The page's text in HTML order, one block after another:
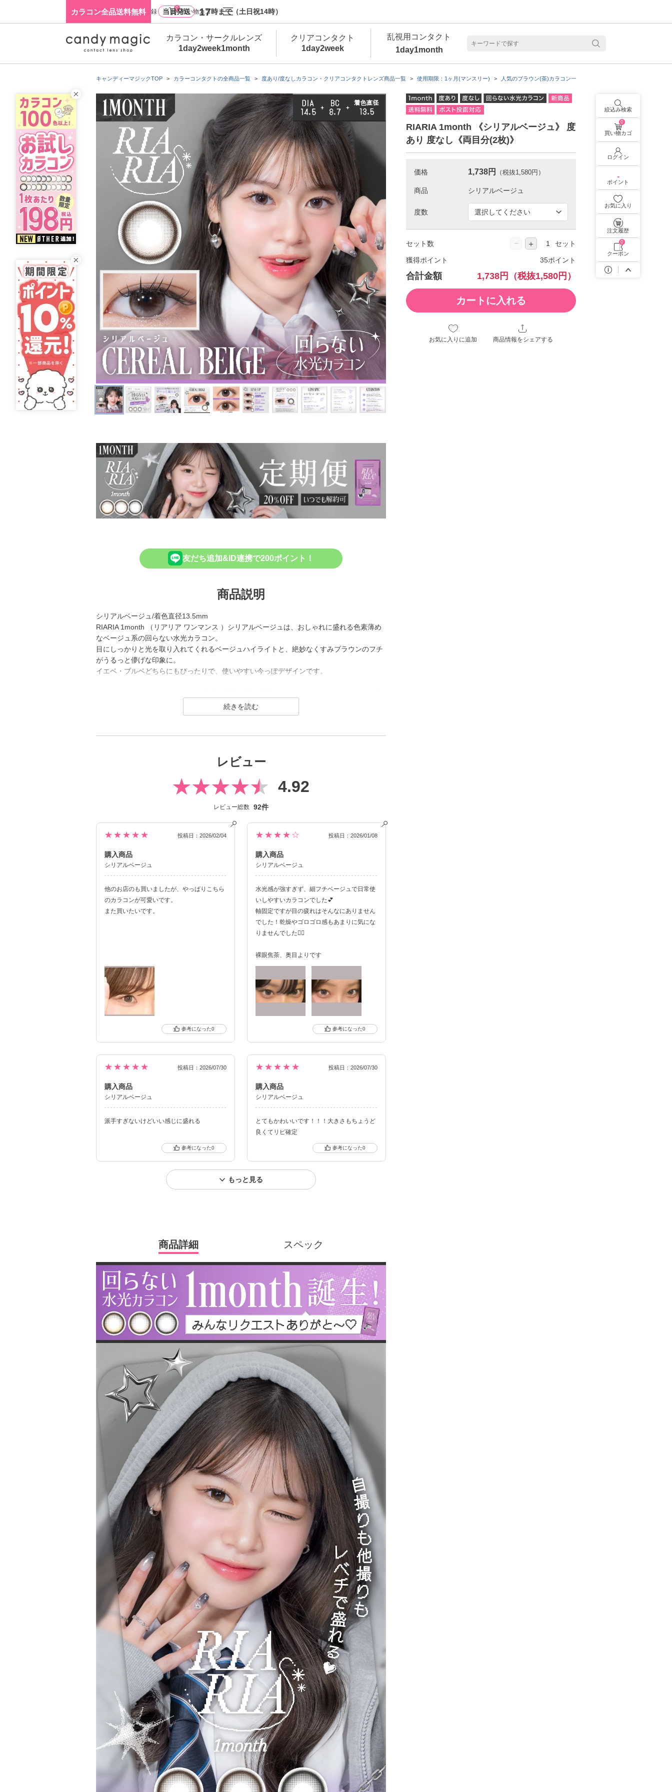
カラコン全品送料無料 当日発送 17時まで（土日祝14時）
キャンディーマジックTOP カラーコンタクトの全商品一覧 度あり/度なしカラコン・クリアコンタクトレンズ商品一覧 使用期限：1ヶ月(マンスリー) 人気のブラウン(茶)カラコン一覧
RIARIA 1month 《シリアルベージュ》 度
あり 度なし《両目分(2枚)》
価格 1,738円 （税抜1,580円）
商品
度数
セット数 − ＋ セット
獲得ポイント 35ポイント
合計金額 1,738円 （税抜1,580円）
カートに入れる
お気に入りに追加 商品情報をシェアする
友だち追加&ID連携で200ポイント！
商品説明
シリアルベージュ/着色直径13.5mm
RIARIA 1month （リアリア ワンマンス ）シリアルベージュは、おしゃれに盛れる色素薄め
なベージュ系の回らない水光カラコン。
目にしっかりと光を取り入れてくれるベージュハイライトと、絶妙なくすみブラウンのフチ
がうるっと儚げな印象に。
イエベ・ブルベどちらにもぴったりで、使いやすい今っぽデザインです。
全色が回らない水光カラコン※で、可愛く見える位置にハイライト部分が固定されるのでい
カラーは普段使いにぴったりのブラウン・おしゃれな雰囲気をまとえるベージュ・韓国風高
RIARIA 1dayがご好評につき、ついに待望のRIARIA 1monthも誕生！
トレンド感あふれるカラーラインナップで、リアルでもSNSでも注目されること間違いなし
※ 軸固定技術を利用することでレンズの回転を抑え定位置で安定させます。
レビュー
4.92
レビュー総数 92件
★★★★★ 投稿日：2026/02/04
購入商品
シリアルベージュ
他のお店のも買いましたが、やっぱりこちら
のカラコンが可愛いです。
また買いたいです。
0
★★★★☆ 投稿日：2026/01/08
購入商品
シリアルベージュ
水光感が強すぎず、細フチベージュで日常使
いしやすいカラコンでした💕
軸固定ですが目の疲れはそんなにありません
でした！乾燥やゴロゴロ感もあまりに気にな
りませんでした🙆‍♀️
裸眼焦茶、奥目よりです
0
★★★★★ 投稿日：2026/07/30
購入商品
シリアルベージュ
派手すぎないけどいい感じに盛れる
0
★★★★★ 投稿日：2026/07/30
購入商品
シリアルベージュ
とてもかわいいです！！！大きさもちょうど
良くてリピ確定
0
もっと見る
商品詳細 スペック
ログイン・新規会員登録
0
買い物カゴ
カラコン・サークルレンズ
1day2week1month
クリアコンタクト
1day2week
乱視用コンタクト
1day1month
絞込み検索
0
買い物カゴ
ログイン
-
ポイント
お気に入り
注文履歴
0
クーポン
新商品
カラコン・サークルレンズ 1day 商品一覧を見る
乱視用カラコン 1day商品一覧を見る
遠近両用カラコン 1day商品一覧を見る
カラコン・サークルレンズ 2week商品一覧を見る
新商品
カラコン・サークルレンズ 1month商品一覧を見る
クリアコンタクトレンズ 1day 商品一覧を見る 乱視用カラコン 1day商品一覧を見る
クリアコンタクトレンズ 2week 商品一覧を見る
新商品
乱視用カラコン 1day商品一覧を見る
乱視用カラコン 1month商品一覧を見る